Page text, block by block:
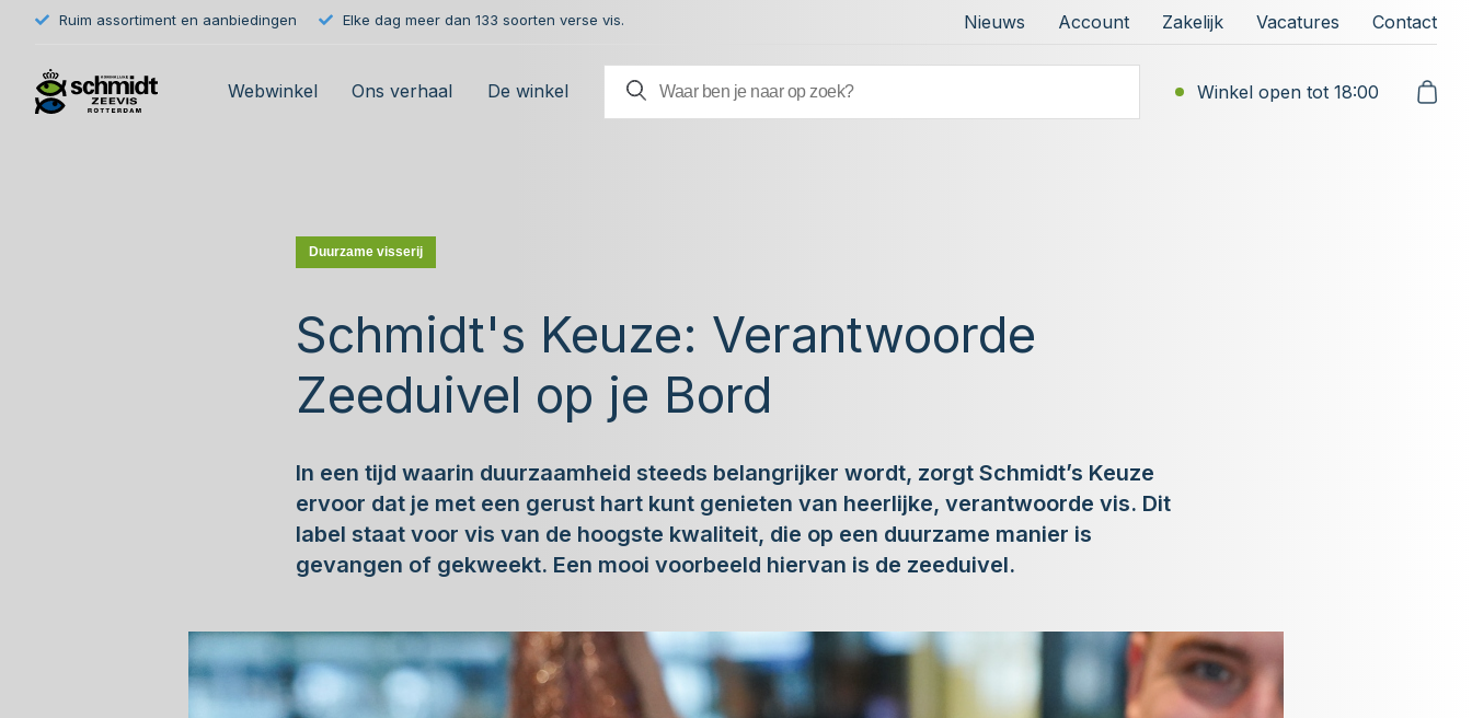
Ruim assortiment en aanbiedingen Elke dag meer dan 133 soorten verse vis. Nieuws Account Zakelijk Vacatures Contact
Webwinkel Ons verhaal De winkel Winkel open tot 18:00
Duurzame visserij
Schmidt's Keuze: Verantwoorde
Zeeduivel op je Bord
In een tijd waarin duurzaamheid steeds belangrijker wordt, zorgt Schmidt’s Keuze
ervoor dat je met een gerust hart kunt genieten van heerlijke, verantwoorde vis. Dit
label staat voor vis van de hoogste kwaliteit, die op een duurzame manier is
gevangen of gekweekt. Een mooi voorbeeld hiervan is de zeeduivel.